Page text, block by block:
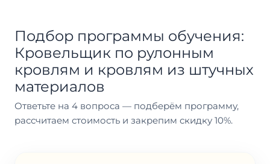
Подбор программы обучения:
Кровельщик по рулонным
кровлям и кровлям из штучных
материалов
Ответьте на 4 вопроса — подберём программу,
рассчитаем стоимость и закрепим скидку 10%.